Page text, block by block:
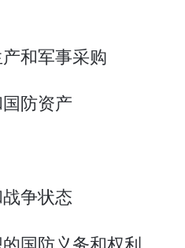
和军事采购
防资产
争状态
国防义务和权利